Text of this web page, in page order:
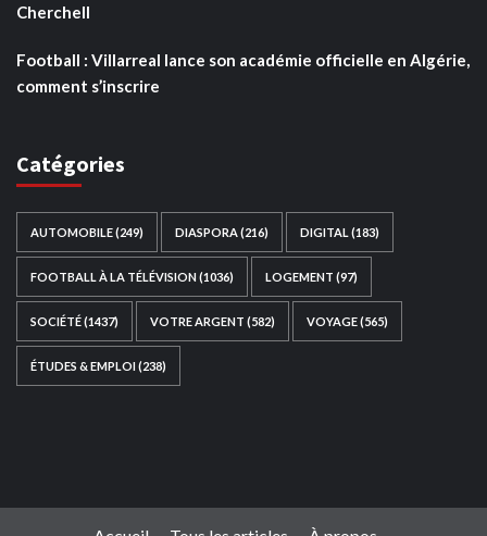
Cherchell
Football : Villarreal lance son académie officielle en Algérie,
comment s’inscrire
Catégories
AUTOMOBILE(249) DIASPORA (216) DIGITAL (183)
FOOTBALL À LA TÉLÉVISION(1036) LOGEMENT (97)
SOCIÉTÉ(1437) VOTRE ARGENT (582) VOYAGE(565)
ÉTUDES & EMPLOI(238)